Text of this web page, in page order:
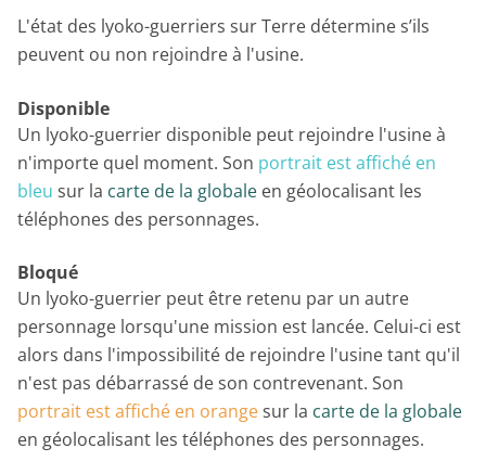
L'état des lyoko-guerriers sur Terre détermine s’ils
peuvent ou non rejoindre à l'usine.
Disponible
Un lyoko-guerrier disponible peut rejoindre l'usine à
n'importe quel moment. Son portrait est affiché en
bleu sur la carte de la globale en géolocalisant les
téléphones des personnages.
Bloqué
Un lyoko-guerrier peut être retenu par un autre
personnage lorsqu'une mission est lancée. Celui-ci est
alors dans l'impossibilité de rejoindre l'usine tant qu'il
n'est pas débarrassé de son contrevenant. Son
portrait est affiché en orangesur la carte de la globale
en géolocalisant les téléphones des personnages.